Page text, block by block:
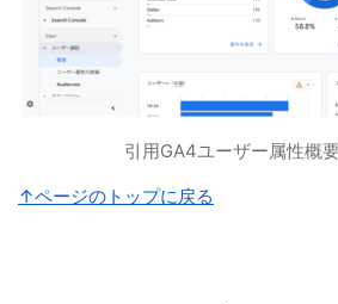
引用GA4ユーザー属性概
↑ページのトップに戻る